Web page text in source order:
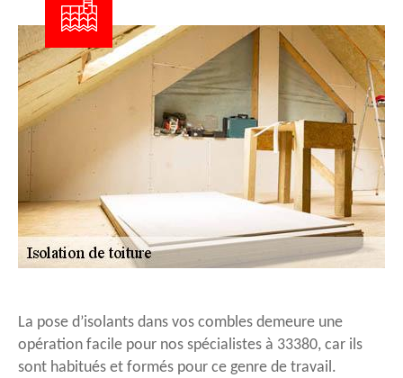
La pose d’isolants dans vos combles demeure une
opération facile pour nos spécialistes à 33380, car ils
sont habitués et formés pour ce genre de travail.